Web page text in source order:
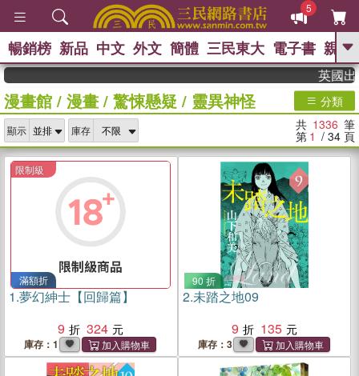
5
GO
熱搜： 東野圭吾 、 The Odyssey 、
父親節 、 如果歷史是一群喵 、 暑期
國際布克獎 臺灣漫遊錄 、 方
念華 、 台灣的李登輝時代 、 數學女
孩：黎曼猜想 、 偉大的迷走神經
暢銷榜 新品 中文 外文 簡體 三民東大 電子書 親子
英國出版
漫畫館/ 漫畫/ 驚悚懸疑/ 靈異神怪 分類
顯示 庫存 共 1336 筆
第 1 / 34 頁
限制級
滿額折
1.夢幻紳士【回歸篇】
9
324
庫存：1
90 折
2.未踏之地09
9
135
庫存：3